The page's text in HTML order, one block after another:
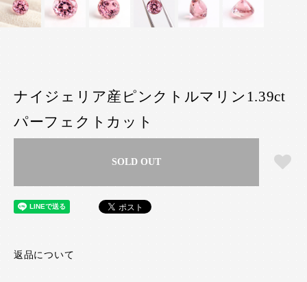
ナイジェリア産ピンクトルマリン1.39ct
パーフェクトカット
SOLD OUT
返品について